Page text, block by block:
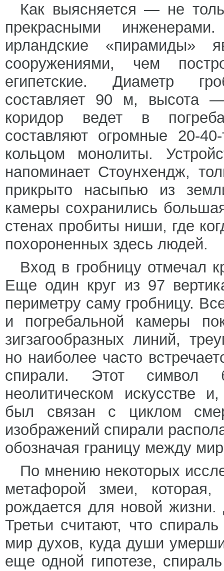
Как выясняется — не
прекрасными
ирландские «пирамиды»
сооружениями, чем
египетские. Диаметр
составляет 90 м, высота
коридор ведет в
составляют огромные 20-
кольцом монолиты.
напоминает Стоунхендж,
прикрыто насыпью из
камеры сохранились
стенах пробиты ниши, где
похороненных здесь людей.
Вход в гробницу отмечал
Еще один круг из 97
периметру саму гробницу.
и погребальной камеры
зигзагообразных линий,
но наиболее часто
спирали. Этот символ
неолитическом искусстве
был связан с циклом
изображений спирали
обозначая границу между
По мнению некоторых
метафорой змеи,
рождается для новой
Третьи считают, что
мир духов, куда души
еще одной гипотезе,